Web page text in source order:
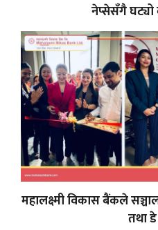
नेप्सेसँगै घट्यो
महालक्ष्मी विकास बैंकले
तथा